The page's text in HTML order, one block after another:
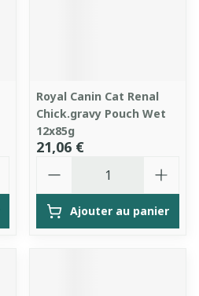
Royal Canin Cat Renal
Chick.gravy Pouch Wet
12x85g
21,06 €
Ajouter au panier